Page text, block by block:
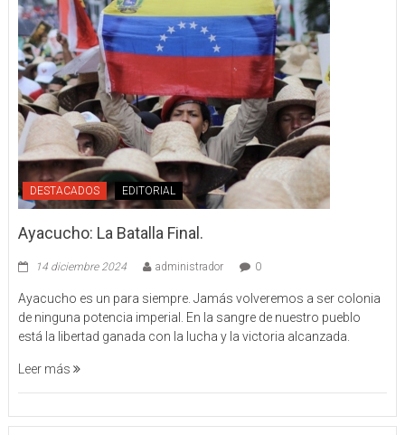
DESTACADOS EDITORIAL
Ayacucho: La Batalla Final.
14 diciembre 2024 administrador 0
Ayacucho es un para siempre. Jamás volveremos a ser colonia
de ninguna potencia imperial. En la sangre de nuestro pueblo
está la libertad ganada con la lucha y la victoria alcanzada.
Leer más